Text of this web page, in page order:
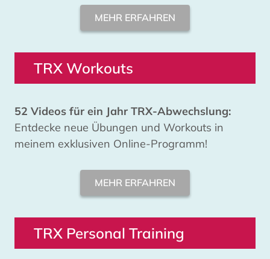
MEHR ERFAHREN
TRX Workouts
52 Videos für ein Jahr TRX-Abwechslung:
Entdecke neue Übungen und Workouts in
meinem exklusiven Online-Programm!
MEHR ERFAHREN
TRX Personal Training